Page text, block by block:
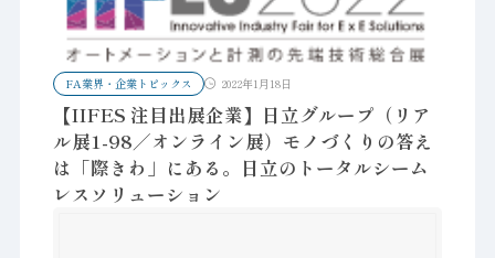
FA業界・企業トピックス 2022年1月18日
【IIFES 注目出展企業】日立グループ（リア
ル展1-98／オンライン展）モノづくりの答え
は「際きわ」にある。日立のトータルシーム
レスソリューション